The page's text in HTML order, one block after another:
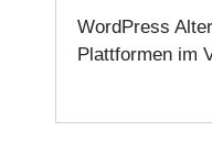
WordPress
Plattformen im